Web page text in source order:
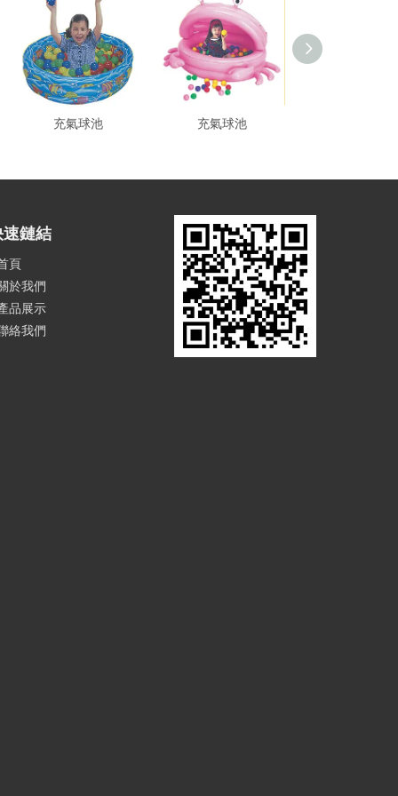
充氣球池 充氣球池
速鏈結
頁
於我們
品展示
絡我們